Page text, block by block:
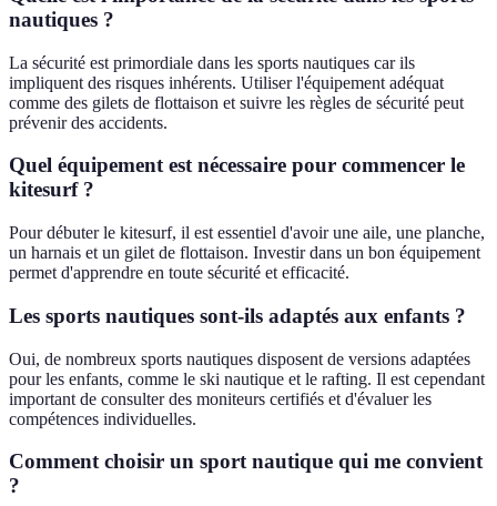
nautiques ?
La sécurité est primordiale dans les sports nautiques car ils
impliquent des risques inhérents. Utiliser l'équipement adéquat
comme des gilets de flottaison et suivre les règles de sécurité peut
prévenir des accidents.
Quel équipement est nécessaire pour commencer le
kitesurf ?
Pour débuter le kitesurf, il est essentiel d'avoir une aile, une planche,
un harnais et un gilet de flottaison. Investir dans un bon équipement
permet d'apprendre en toute sécurité et efficacité.
Les sports nautiques sont-ils adaptés aux enfants ?
Oui, de nombreux sports nautiques disposent de versions adaptées
pour les enfants, comme le ski nautique et le rafting. Il est cependant
important de consulter des moniteurs certifiés et d'évaluer les
compétences individuelles.
Comment choisir un sport nautique qui me convient
?